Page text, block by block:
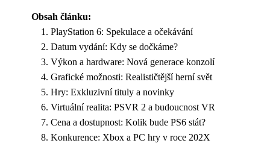
Obsah článku:
PlayStation 6: Spekulace a očekávání
Datum vydání: Kdy se dočkáme?
Výkon a hardware: Nová generace konzolí
Grafické možnosti: Realističtější herní svět
Hry: Exkluzivní tituly a novinky
Virtuální realita: PSVR 2 a budoucnost VR
Cena a dostupnost: Kolik bude PS6 stát?
Konkurence: Xbox a PC hry v roce 202X